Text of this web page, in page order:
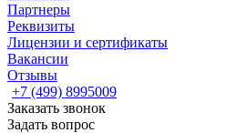
Партнеры
Реквизиты
Лицензии и сертификаты
Вакансии
Отзывы
+7 (499) 8995009
Заказать звонок
Задать вопрос